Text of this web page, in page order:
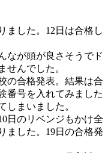
ました。12日は合格し
なが頭が良さそうでド
せんでした。
の合格発表。結果は合
番号を入れてみました
しまいました。
日のリベンジもかけ全
ました。19日の合格発